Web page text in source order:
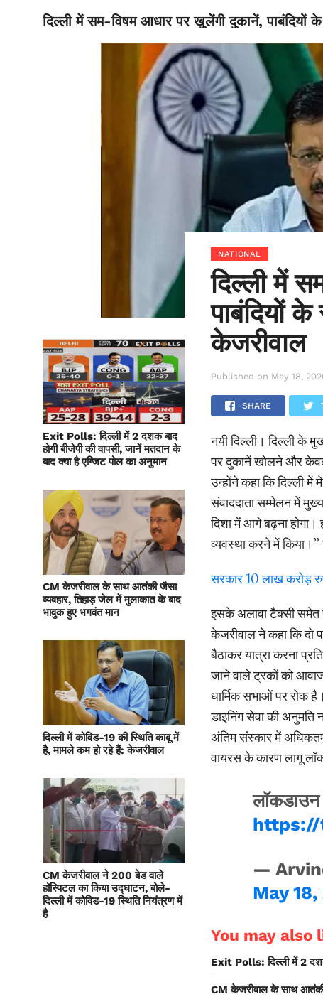
BIHAR
दिल्ली में सम-विषम आधार पर खुलेंगी दुकानें, पाबंदियों
Exit Polls: दिल्ली में 2 दशक बाद
होगी बीजेपी की वापसी, जानें मतदान के
बाद क्या है एग्जिट पोल का अनुमान
CM केजरीवाल के साथ आतंकी जैसा
व्यवहार, तिहाड़ जेल में मुलाकात के बाद
भावुक हुए भगवंत मान
दिल्ली में कोविड-19 की स्थिति काबू में
है, मामले कम हो रहे हैं: केजरीवाल
CM केजरीवाल ने 200 बेड वाले
हॉस्पिटल का किया उद्घाटन, बोले-
दिल्ली में कोविड-19 स्थिति नियंत्रण में
है
NATIONAL
दिल्ली में
पाबंदियों
केजरीवाल
Published on May 18,
SHARE
नयी दिल्ली। दिल्ली के
पर दुकानें खोलने और
उन्होंने कहा कि दिल्ली
संवाददाता सम्मेलन में
दिशा में आगे बढ़ना
व्यवस्था करने में
सरकार 10 लाख करोड़
इसके अलावा टैक्सी समेत
केजरीवाल ने कहा कि दो
बैठाकर यात्रा करना
जाने वाले ट्रकों को
धार्मिक सभाओं पर रोक
डाइनिंग सेवा की अनुमति
अंतिम संस्कार में
वायरस के कारण लागू
लॉकडाउन
https://
—
May
You may also
Exit Polls: दिल्ली में 2 दशक
CM केजरीवाल के साथ आतंकी